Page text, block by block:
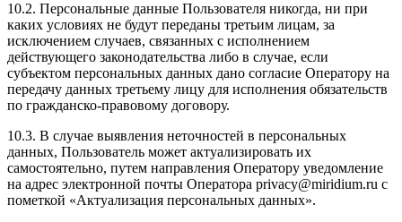
10.2. Персональные данные Пользователя никогда, ни при
каких условиях не будут переданы третьим лицам, за
исключением случаев, связанных с исполнением
действующего законодательства либо в случае, если
субъектом персональных данных дано согласие Оператору на
передачу данных третьему лицу для исполнения обязательств
по гражданско-правовому договору.
10.3. В случае выявления неточностей в персональных
данных, Пользователь может актуализировать их
самостоятельно, путем направления Оператору уведомление
на адрес электронной почты Оператора privacy@miridium.ru с
пометкой «Актуализация персональных данных».